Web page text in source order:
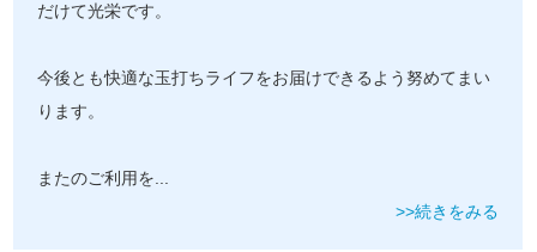
だけて光栄です。
今後とも快適な玉打ちライフをお届けできるよう努めてまい
ります。
またのご利用を
>>続きをみる